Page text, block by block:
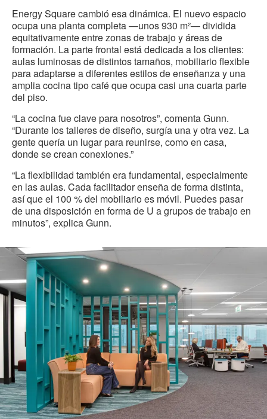
Energy Square cambió esa dinámica. El nuevo espacio
ocupa una planta completa —unos 930 m²— dividida
equitativamente entre zonas de trabajo y áreas de
formación. La parte frontal está dedicada a los clientes:
aulas luminosas de distintos tamaños, mobiliario flexible
para adaptarse a diferentes estilos de enseñanza y una
amplia cocina tipo café que ocupa casi una cuarta parte
del piso.
“La cocina fue clave para nosotros”, comenta Gunn.
“Durante los talleres de diseño, surgía una y otra vez. La
gente quería un lugar para reunirse, como en casa,
donde se crean conexiones.”
“La flexibilidad también era fundamental, especialmente
en las aulas. Cada facilitador enseña de forma distinta,
así que el 100 % del mobiliario es móvil. Puedes pasar
de una disposición en forma de U a grupos de trabajo en
minutos”, explica Gunn.